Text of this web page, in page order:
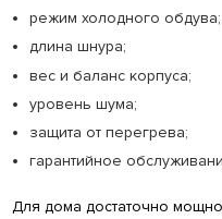
режим холодного обдува;
длина шнура;
вес и баланс корпуса;
уровень шума;
защита от перегрева;
гарантийное
Для дома достаточно